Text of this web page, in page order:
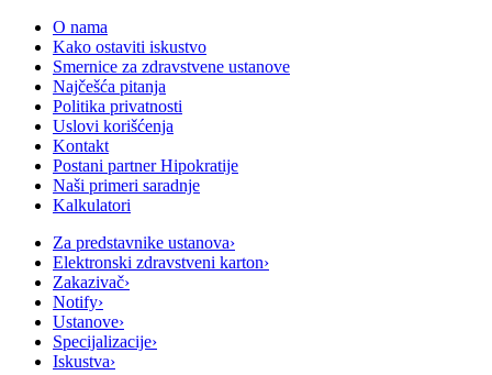
O nama
Kako ostaviti iskustvo
Smernice za zdravstvene ustanove
Najčešća pitanja
Politika privatnosti
Uslovi korišćenja
Kontakt
Postani partner Hipokratije
Naši primeri saradnje
Kalkulatori
Za predstavnike ustanova›
Elektronski zdravstveni karton›
Zakazivač›
Notify›
Ustanove›
Specijalizacije›
Iskustva›